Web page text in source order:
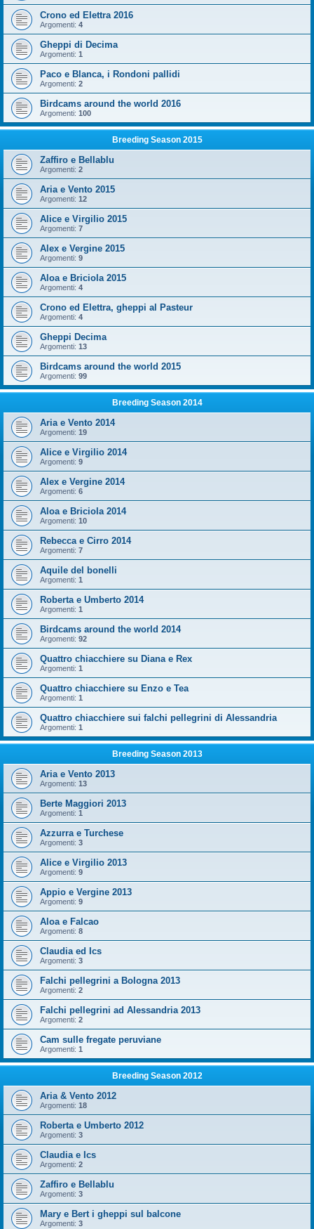
Crono ed Elettra 2016
Argomenti: 4
Gheppi di Decima
Argomenti: 1
Paco e Blanca, i Rondoni pallidi
Argomenti: 2
Birdcams around the world 2016
Argomenti: 100
Breeding Season 2015
Zaffiro e Bellablu
Argomenti: 2
Aria e Vento 2015
Argomenti: 12
Alice e Virgilio 2015
Argomenti: 7
Alex e Vergine 2015
Argomenti: 9
Aloa e Briciola 2015
Argomenti: 4
Crono ed Elettra, gheppi al Pasteur
Argomenti: 4
Gheppi Decima
Argomenti: 13
Birdcams around the world 2015
Argomenti: 99
Breeding Season 2014
Aria e Vento 2014
Argomenti: 19
Alice e Virgilio 2014
Argomenti: 9
Alex e Vergine 2014
Argomenti: 6
Aloa e Briciola 2014
Argomenti: 10
Rebecca e Cirro 2014
Argomenti: 7
Aquile del bonelli
Argomenti: 1
Roberta e Umberto 2014
Argomenti: 1
Birdcams around the world 2014
Argomenti: 92
Quattro chiacchiere su Diana e Rex
Argomenti: 1
Quattro chiacchiere su Enzo e Tea
Argomenti: 1
Quattro chiacchiere sui falchi pellegrini di Alessandria
Argomenti: 1
Breeding Season 2013
Aria e Vento 2013
Argomenti: 13
Berte Maggiori 2013
Argomenti: 1
Azzurra e Turchese
Argomenti: 3
Alice e Virgilio 2013
Argomenti: 9
Appio e Vergine 2013
Argomenti: 9
Aloa e Falcao
Argomenti: 8
Claudia ed Ics
Argomenti: 3
Falchi pellegrini a Bologna 2013
Argomenti: 2
Falchi pellegrini ad Alessandria 2013
Argomenti: 2
Cam sulle fregate peruviane
Argomenti: 1
Breeding Season 2012
Aria & Vento 2012
Argomenti: 18
Roberta e Umberto 2012
Argomenti: 3
Claudia e Ics
Argomenti: 2
Zaffiro e Bellablu
Argomenti: 3
Mary e Bert i gheppi sul balcone
Argomenti: 3